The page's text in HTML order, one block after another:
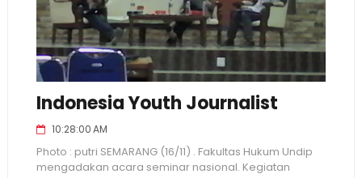
Indonesia Youth Journalist
10:28:00 AM
Photo : putri SEMARANG (16/11) . Fakultas Hukum Undip
mengadakan acara seminar nasional. Kegiatan